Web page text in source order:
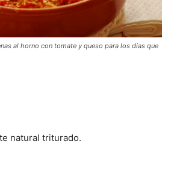
al horno con tomate y queso para los días que
natural triturado.